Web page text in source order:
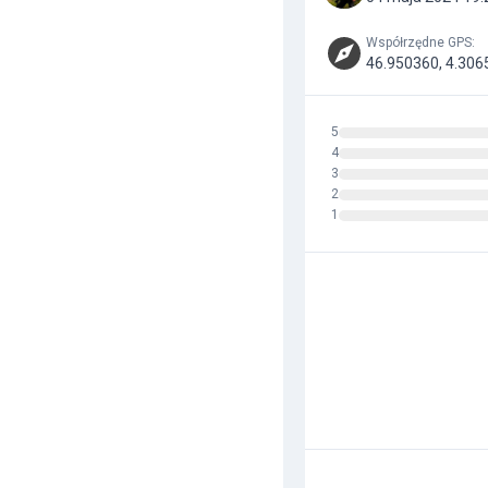
Współrzędne GPS:
46.950360,
5
4
3
2
1